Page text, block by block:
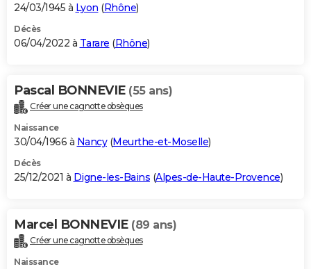
24/03/1945 à Lyon (Rhône)
Décès
06/04/2022 à Tarare (Rhône)
Pascal BONNEVIE (55 ans)
Créer une cagnotte obsèques
Naissance
30/04/1966 à Nancy(Meurthe-et-Moselle)
Décès
25/12/2021 à Digne-les-Bains (Alpes-de-Haute-Provence)
Marcel BONNEVIE (89 ans)
Créer une cagnotte obsèques
Naissance